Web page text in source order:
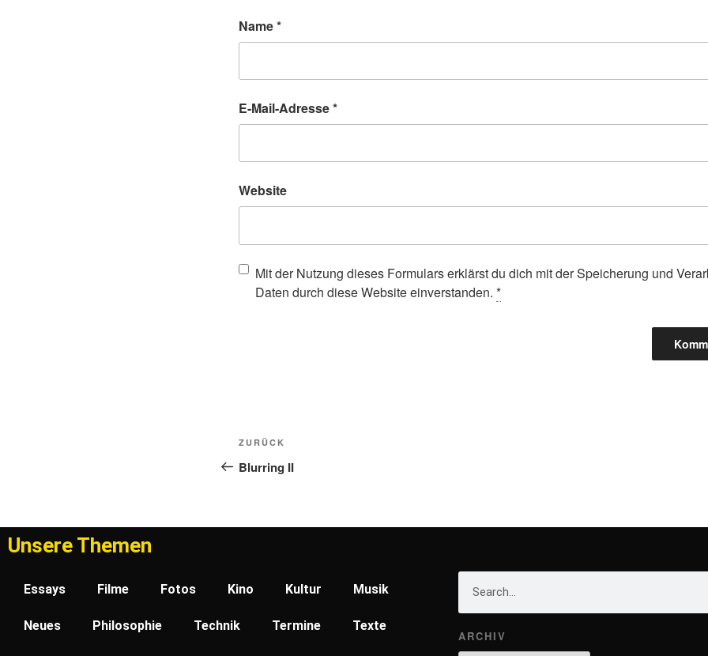
Name*
E-Mail-Adresse*
Website
Mit der Nutzung dieses Formulars erklärst du dich mit der Speicherung und
Daten durch diese Website einverstanden. *
ZURÜCK
Blurring II
Unsere Themen
Essays Filme Fotos Kino Kultur Musik
Neues Philosophie Technik Termine Texte
ARCHIV